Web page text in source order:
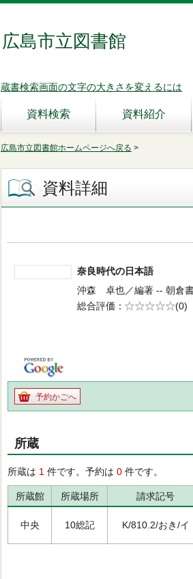
広島市立図書館
蔵書検索画面の文字の大きさを変えるには
資料検索 資料紹介
広島市立図書館ホームページへ戻る >
資料詳細
奈良時代の日本語
沖森 卓也／編著 -- 朝倉
総合評価
5段階評価
(0)
予約かごへ
所蔵
所蔵は 1 件です。予約は 0 件です。
所蔵館 所蔵場所 請求記号
中央 10総記 K/810.2/おき/イ